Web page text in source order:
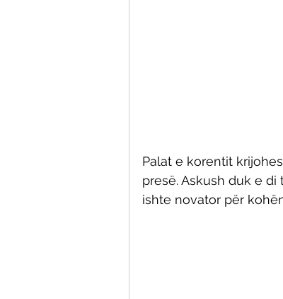
Palat e korentit
presë. Askush duk e
ishte novator për